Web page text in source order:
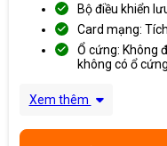
Bộ điều khiển
Card mạng:
Ổ cứng: Không
không có ổ
Xem thêm